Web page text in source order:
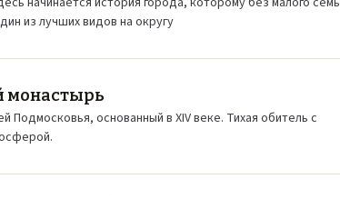
из лучших видов на округу
основанный в XIV веке. Тихая обитель с